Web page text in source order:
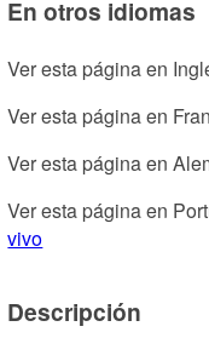
En otros idiomas
Ver esta página en
Ver esta página en
Ver esta página en
Ver esta página en
vivo
Descripción